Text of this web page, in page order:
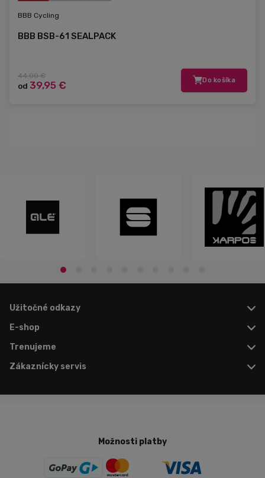
BBB Cycling
BBB BSB-61 SEALPACK
44,00 €
od 39,95 € Do košíka
Užitočné odkazy
E-shop
Trenujeme
Zákaznícky servis
Možnosti platby